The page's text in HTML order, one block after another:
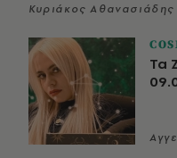
Κυριάκος Αθανασιάδης
Τα